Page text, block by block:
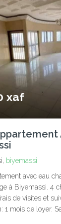
xaf
biyemassi
avec eau
à Biyemassi. 4
de visites et
1 mois de loyer.